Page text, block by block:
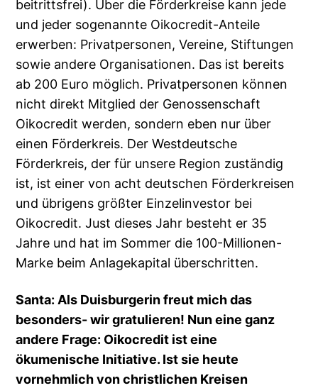
beitrittsfrei). Über die Förderkreise kann jede
und jeder sogenannte Oikocredit-Anteile
erwerben: Privatpersonen, Vereine, Stiftungen
sowie andere Organisationen. Das ist bereits
ab 200 Euro möglich. Privatpersonen können
nicht direkt Mitglied der Genossenschaft
Oikocredit werden, sondern eben nur über
einen Förderkreis. Der Westdeutsche
Förderkreis, der für unsere Region zuständig
ist, ist einer von acht deutschen Förderkreisen
und übrigens größter Einzelinvestor bei
Oikocredit. Just dieses Jahr besteht er 35
Jahre und hat im Sommer die 100-Millionen-
Marke beim Anlagekapital überschritten.
Santa: Als Duisburgerin freut mich das
besonders- wir gratulieren! Nun eine ganz
andere Frage: Oikocredit ist eine
ökumenische Initiative. Ist sie heute
vornehmlich von christlichen Kreisen